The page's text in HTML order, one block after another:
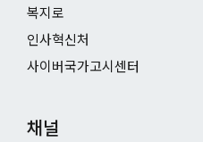
복지로
인사혁신처
사이버국가고시센터
채널